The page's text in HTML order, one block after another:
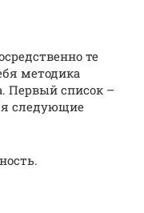
те
методика
Первый список –
следующие